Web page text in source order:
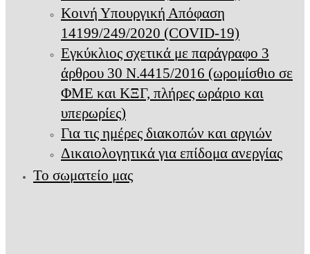
Κοινή Υπουργική Απόφαση
14199/249/2020 (COVID-19)
Εγκύκλιος σχετικά με παράγραφο 3
άρθρου 30 Ν.4415/2016 (ωρομίσθιο σε
ΦΜΕ και ΚΞΓ, πλήρες ωράριο και
υπερωρίες)
Για τις ημέρες διακοπών και αργιών
Δικαιολογητικά για επίδομα ανεργίας
Το σωματείο μας